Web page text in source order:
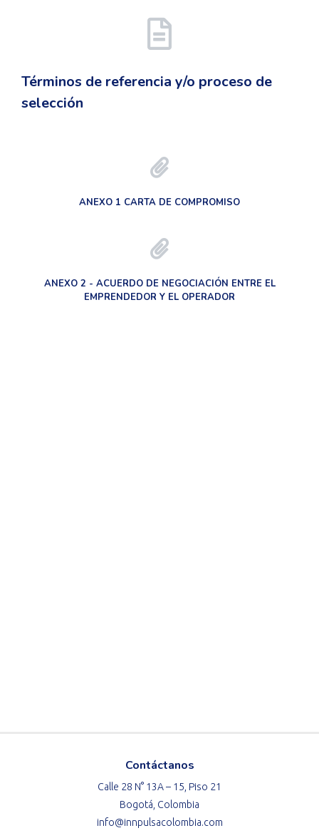
Términos de referencia y/o proceso de
selección
ANEXO 1 CARTA DE COMPROMISO
ANEXO 2 - ACUERDO DE NEGOCIACIÓN ENTRE EL
EMPRENDEDOR Y EL OPERADOR
Contáctanos
Calle 28 N° 13A – 15, Piso 21
Bogotá, Colombia
info@innpulsacolombia.com